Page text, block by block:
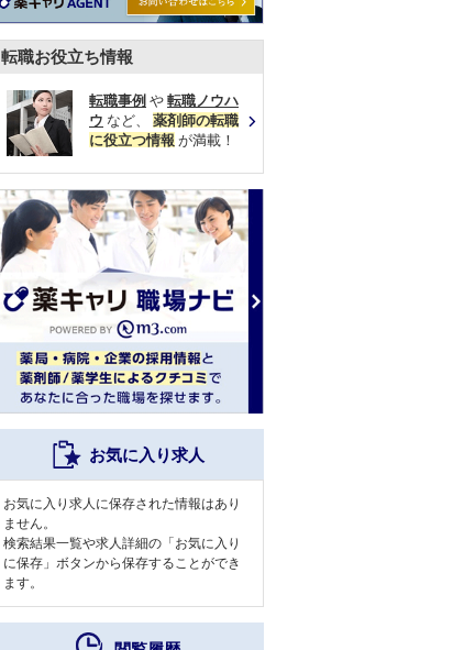
転職お役立ち情報
転職事例 や 転職ノウハ
ウ など、 薬剤師の転職
に役立つ情報 が満載！
お気に入り求人
お気に入り求人に保存された情報はあり
ません。
検索結果一覧や求人詳細の「お気に入り
に保存」ボタンから保存することができ
ます。